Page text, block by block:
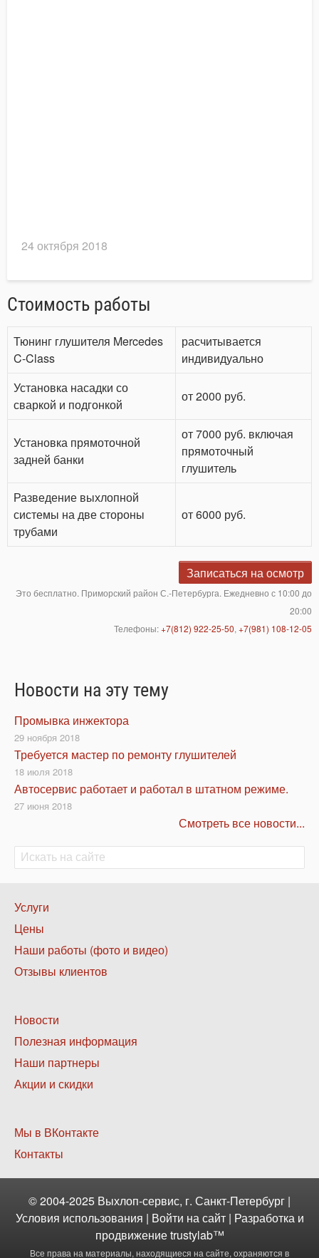
24 октября 2018
Стоимость работы
Тюнинг глушителя Mercedes
C-Class
расчитывается
индивидуально
Установка насадки со
сваркой и подгонкой
от 2000 руб.
Установка прямоточной
задней банки
от 7000 руб. включая
прямоточный
глушитель
Разведение выхлопной
системы на две стороны
трубами
от 6000 руб.
Записаться на осмотр
Это бесплатно. Приморский район С.-Петербурга. Ежедневно с 10:00 до
20:00
Телефоны:+7(812) 922-25-50, +7(981) 108-12-05
Новости на эту тему
Промывка инжектора
29 ноября 2018
Требуется мастер по ремонту глушителей
18 июля 2018
Автосервис работает и работал в штатном режиме.
27 июня 2018
Смотреть все новости...
Поиск
Поиск
Нижнее
меню
1
Услуги
Цены
Наши работы (фото и видео)
Отзывы клиентов
Нижнее
меню
2
Новости
Полезная информация
Наши партнеры
Акции и скидки
Нижнее
меню
3
Мы в ВКонтакте
Контакты
© 2004-2025 Выхлоп-сервис, г. Санкт-Петербург |
Условия использования | Войти на сайт | Разработка и
продвижениеtrustylab™
Все права на материалы, находящиеся на сайте, охраняются в